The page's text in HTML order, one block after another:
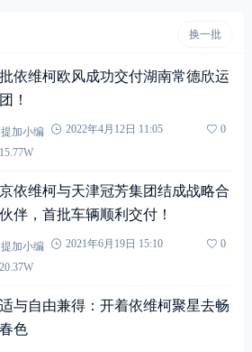
换一批
依维柯欧风成功交付湖南常德欣运
！
提加小编 2022年4月12日 11:05
0
15.77W
依维柯与天津冠芳集团结成战略合
伴，首批车辆顺利交付！
提加小编 2021年6月19日 15:10
0
20.37W
与自由兼得：开着依维柯聚星去畅
色